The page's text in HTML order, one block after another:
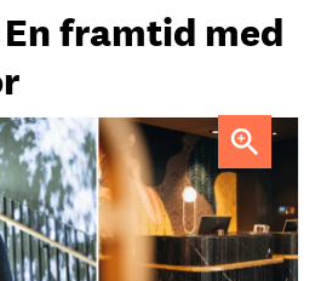
framtid med
FOTO: Theresia Viska FOTO: